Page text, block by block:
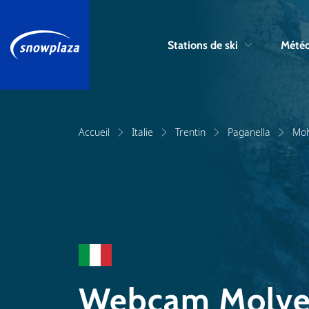
Stations de ski
Accueil Italie Trentin Paganella
Webcam